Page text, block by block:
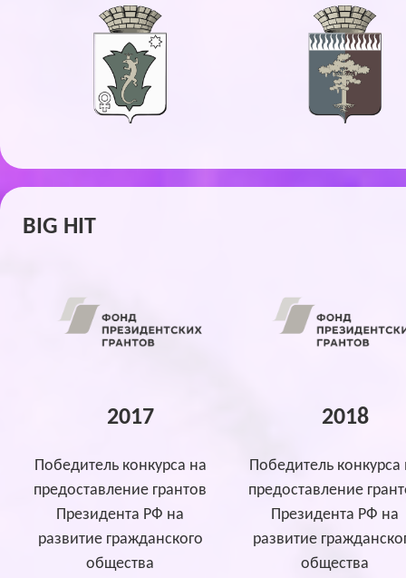
BIG HIT
2017 2018
Победитель конкурса на
предоставление грантов
Президента РФ на
развитие гражданского
общества
Победитель конкурса
предоставление
Президента РФ на
развитие
общества